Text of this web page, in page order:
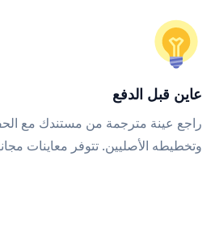
عاين قبل الدفع
راجع عينة مترجمة من مستندك مع
وتخطيطه الأصليين. تتوفر معاينات